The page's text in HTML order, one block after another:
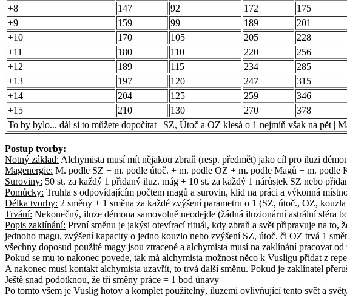
+8
147 92 172 175
+9
159 99 189 201
+10
170 105 205 228
+11
180 110 220 256
+12
189 115 234 285
+13
197 120 247 315
+14
204 125 259 346
+15
210 130 270 378
To by bylo... dál si to můžete dopočítat | SZ, Útoč a OZ klesá o 1 nejmíň však na pět |
Postup tvorby:
Notný základ: Alchymista musí mít nějakou zbraň (resp. předmět) jako cíl pro iluzi
Magenergie: M. podle SZ + m. podle útoč. + m. podle OZ + m. podle Magů + m.
Suroviny: 50 st. za každý 1 přidaný iluz. mág + 10 st. za každý 1 nárůstek SZ nebo
Pomůcky: Truhla s odpovídajícím počtem magů a surovin, klid na práci a výkonná
Délka tvorby: 2 směny + 1 směna za každé zvýšení parametru o 1 (SZ, útoč., OZ,
Trvání: Nekonečný, iluze démona samovolně neodejde (žádná iluzionární astrální sféra
Popis zaklínání: První směnu je jakýsi otevírací rituál, kdy zbraň a svět připravuje na to,
jednoho magu, zvýšení kapacity o jedno kouzlo nebo zvýšení SZ, útoč. či OZ trvá 1
všechny doposud použité magy jsou ztracené a alchymista musí na zaklínání pracovat od
Pokud se mu to nakonec povede, tak má alchymista možnost něco k Vusligu přidat z
A nakonec musí kontakt alchymista uzavřít, to trvá další směnu. Pokud je zaklínatel
Ještě snad podotknou, že tři směny práce = 1 bod únavy
Po tomto všem je Vuslig hotov a komplet použitelný, iluzemi ovlivňující tento svět a